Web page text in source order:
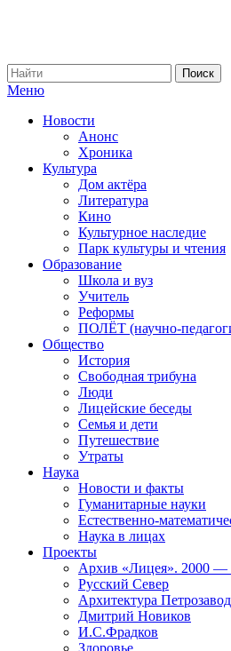
Меню
Новости
Анонс
Хроника
Культура
Дом актёра
Литература
Кино
Культурное наследие
Парк культуры и чтения
Образование
Школа и вуз
Учитель
Реформы
ПОЛЁТ (научно-
Общество
История
Свободная трибуна
Люди
Лицейские беседы
Семья и дети
Путешествие
Утраты
Наука
Новости и факты
Гуманитарные науки
Естественно-
Наука в лицах
Проекты
Архив «Лицея». 2000 —
Русский Север
Архитектура
Дмитрий Новиков
И.С.Фрадков